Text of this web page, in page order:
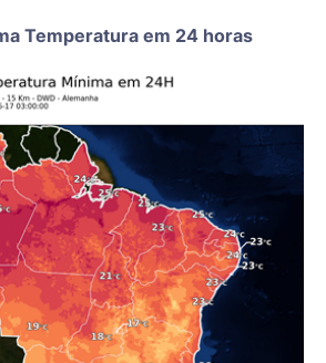
Temperatura em 24 horas